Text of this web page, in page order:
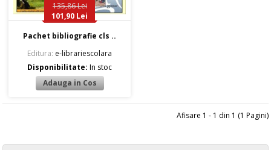
135,86 Lei
101,90 Lei
Pachet bibliografie cls ..
Editura: e-librariescolara
Disponibilitate:In stoc
Afisare 1 - 1 din 1 (1 Pagini)